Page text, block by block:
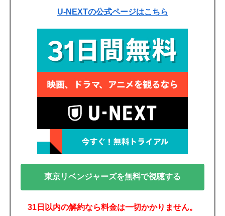
U-NEXTの公式ページはこちら
東京リベンジャーズを無料で視聴する
31日以内の解約なら料金は一切かかりません。